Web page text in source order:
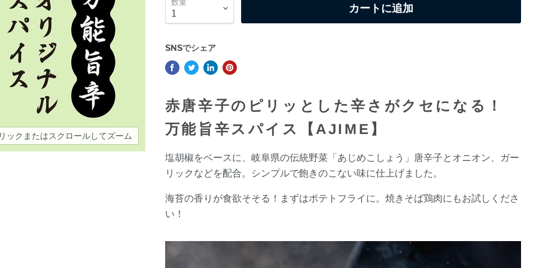
ックまたはスクロールしてズーム
カートに追加
SNSでシェア
赤唐辛子のピリッとした辛さがクセになる！
万能旨辛スパイス【AJIME】
塩胡椒をベースに、岐阜県の伝統野菜「あじめこしょう」唐辛子とオニオン、ガー
リックなどを配合。シンプルで飽きのこない味に仕上げました。
海苔の香りが食欲そそる！まずはポテトフライに。焼きそば鶏肉にもお試しくださ
い！